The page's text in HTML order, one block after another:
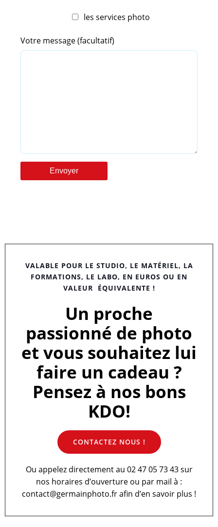
les services photo
Votre message (facultatif)
VALABLE POUR LE STUDIO, LE MATÉRIEL, LA
FORMATIONS, LE LABO, EN EUROS OU EN
VALEUR ÉQUIVALENTE !
Un proche
passionné de photo
et vous souhaitez lui
faire un cadeau ?
Pensez à nos bons
KDO!
CONTACTEZ NOUS !
Ou appelez directement au 02 47 05 73 43 sur
nos horaires d’ouverture ou par mail à :
contact@germainphoto.fr afin d’en savoir plus !